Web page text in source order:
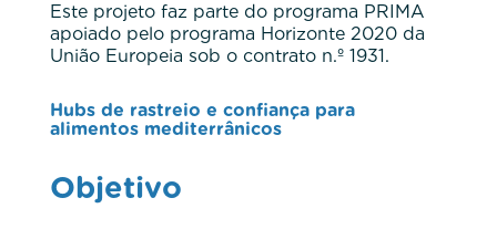
Este projeto faz parte do programa PRIMA
apoiado pelo programa Horizonte 2020 da
União Europeia sob o contrato n.º 1931 .
Hubs de rastreio e confiança para
alimentos mediterrânicos
Objetivo